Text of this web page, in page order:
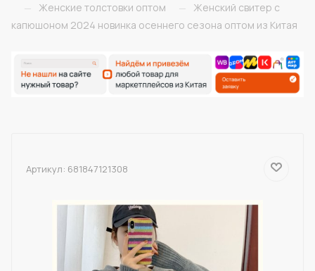
—
Женские толстовки оптом —
Женский свитер с
капюшоном 2024 новинка осеннего сезона оптом из Китая
Артикул: 681847121308